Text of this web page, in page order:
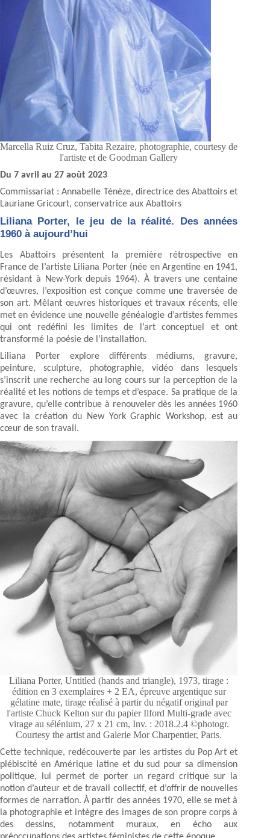
Marcella Ruiz Cruz, Tabita Rezaire, photographie, courtesy de
l'artiste et de Goodman Gallery
Du 7 avril au 27 août 2023
Commissariat : Annabelle Ténèze, directrice des Abattoirs et
Lauriane Gricourt, conservatrice aux Abattoirs
Liliana Porter, le jeu de la réalité. Des années
1960 à aujourd’hui
Les Abattoirs présentent la première rétrospective en
France de l’artiste Liliana Porter (née en Argentine en 1941,
résidant à New-York depuis 1964). À travers une centaine
d’œuvres, l’exposition est conçue comme une traversée de
son art. Mêlant œuvres historiques et travaux récents, elle
met en évidence une nouvelle généalogie d’artistes femmes
qui ont redéfini les limites de l’art conceptuel et ont
transformé la poésie de l'installation.
Liliana Porter explore différents médiums, gravure,
peinture, sculpture, photographie, vidéo dans lesquels
s’inscrit une recherche au long cours sur la perception de la
réalité et les notions de temps et d’espace. Sa pratique de la
gravure, qu’elle contribue à renouveler dès les années 1960
avec la création du New York Graphic Workshop, est au
cœur de son travail.
Liliana Porter, Untitled (hands and triangle), 1973, tirage :
édition en 3 exemplaires + 2 EA, épreuve argentique sur
gélatine mate, tirage réalisé à partir du négatif original par
l'artiste Chuck Kelton sur du papier Ilford Multi-grade avec
virage au sélénium, 27 x 21 cm, Inv. : 2018.2.4 ©photogr.
Courtesy the artist and Galerie Mor Charpentier, Paris.
Cette technique, redécouverte par les artistes du Pop Art et
plébiscité en Amérique latine et du sud pour sa dimension
politique, lui permet de porter un regard critique sur la
notion d’auteur et de travail collectif, et d’offrir de nouvelles
formes de narration. À partir des années 1970, elle se met à
la photographie et intègre des images de son propre corps à
des dessins, notamment muraux, en écho aux